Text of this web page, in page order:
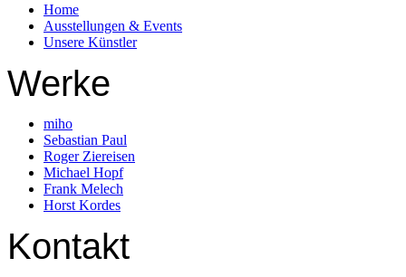
Home
Ausstellungen & Events
Unsere Künstler
Werke
miho
Sebastian Paul
Roger Ziereisen
Michael Hopf
Frank Melech
Horst Kordes
Kontakt